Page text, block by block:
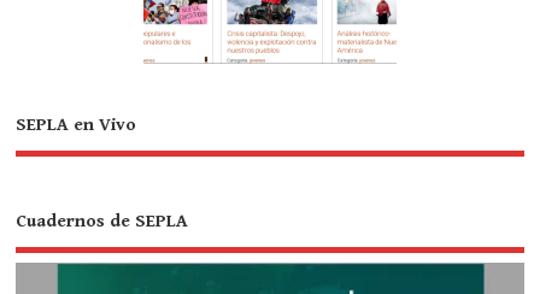
SEPLA en Vivo
Cuadernos de SEPLA